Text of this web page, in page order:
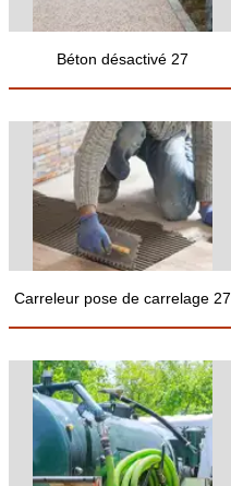
Béton désactivé 27
Carreleur pose de carrelage 27